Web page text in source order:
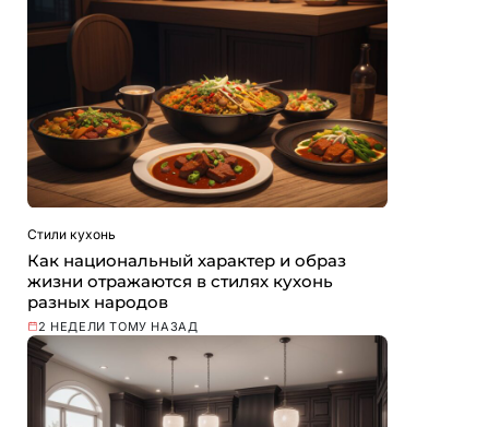
Стили кухонь
Как национальный характер и образ
жизни отражаются в стилях кухонь
разных народов
2 НЕДЕЛИ ТОМУ НАЗАД